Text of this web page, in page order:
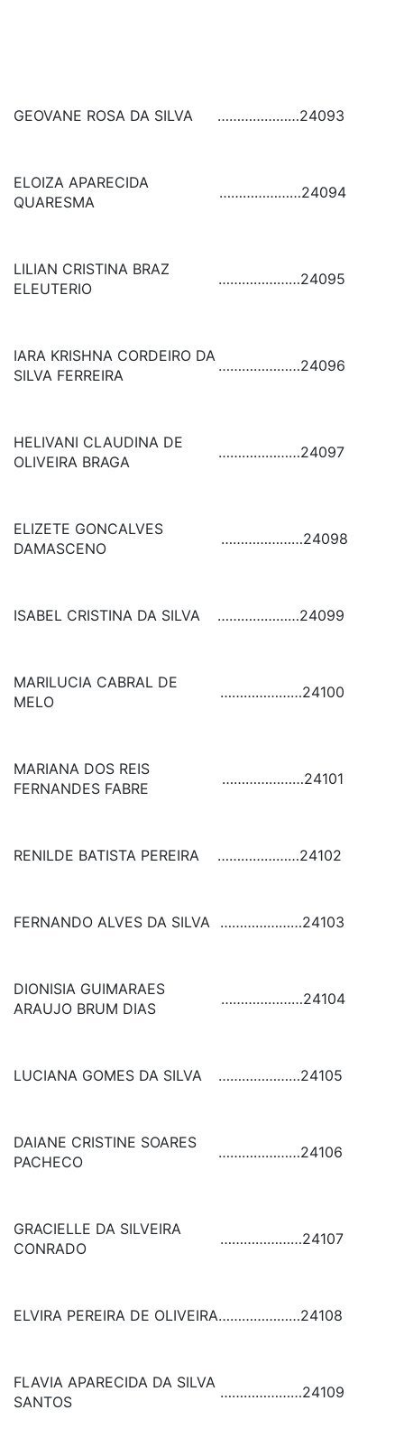
GEOVANE ROSA DA SILVA …………………24093
ELOIZA APARECIDA
QUARESMA
…………………24094
LILIAN CRISTINA BRAZ
ELEUTERIO
…………………24095
IARA KRISHNA CORDEIRO DA
SILVA FERREIRA
…………………24096
HELIVANI CLAUDINA DE
OLIVEIRA BRAGA
…………………24097
ELIZETE GONCALVES
DAMASCENO
…………………24098
ISABEL CRISTINA DA SILVA …………………24099
MARILUCIA CABRAL DE
MELO
…………………24100
MARIANA DOS REIS
FERNANDES FABRE
…………………24101
RENILDE BATISTA PEREIRA …………………24102
FERNANDO ALVES DA SILVA …………………24103
DIONISIA GUIMARAES
ARAUJO BRUM DIAS
…………………24104
LUCIANA GOMES DA SILVA …………………24105
DAIANE CRISTINE SOARES
PACHECO
…………………24106
GRACIELLE DA SILVEIRA
CONRADO
…………………24107
ELVIRA PEREIRA DE OLIVEIRA…………………24108
FLAVIA APARECIDA DA SILVA
SANTOS
…………………24109